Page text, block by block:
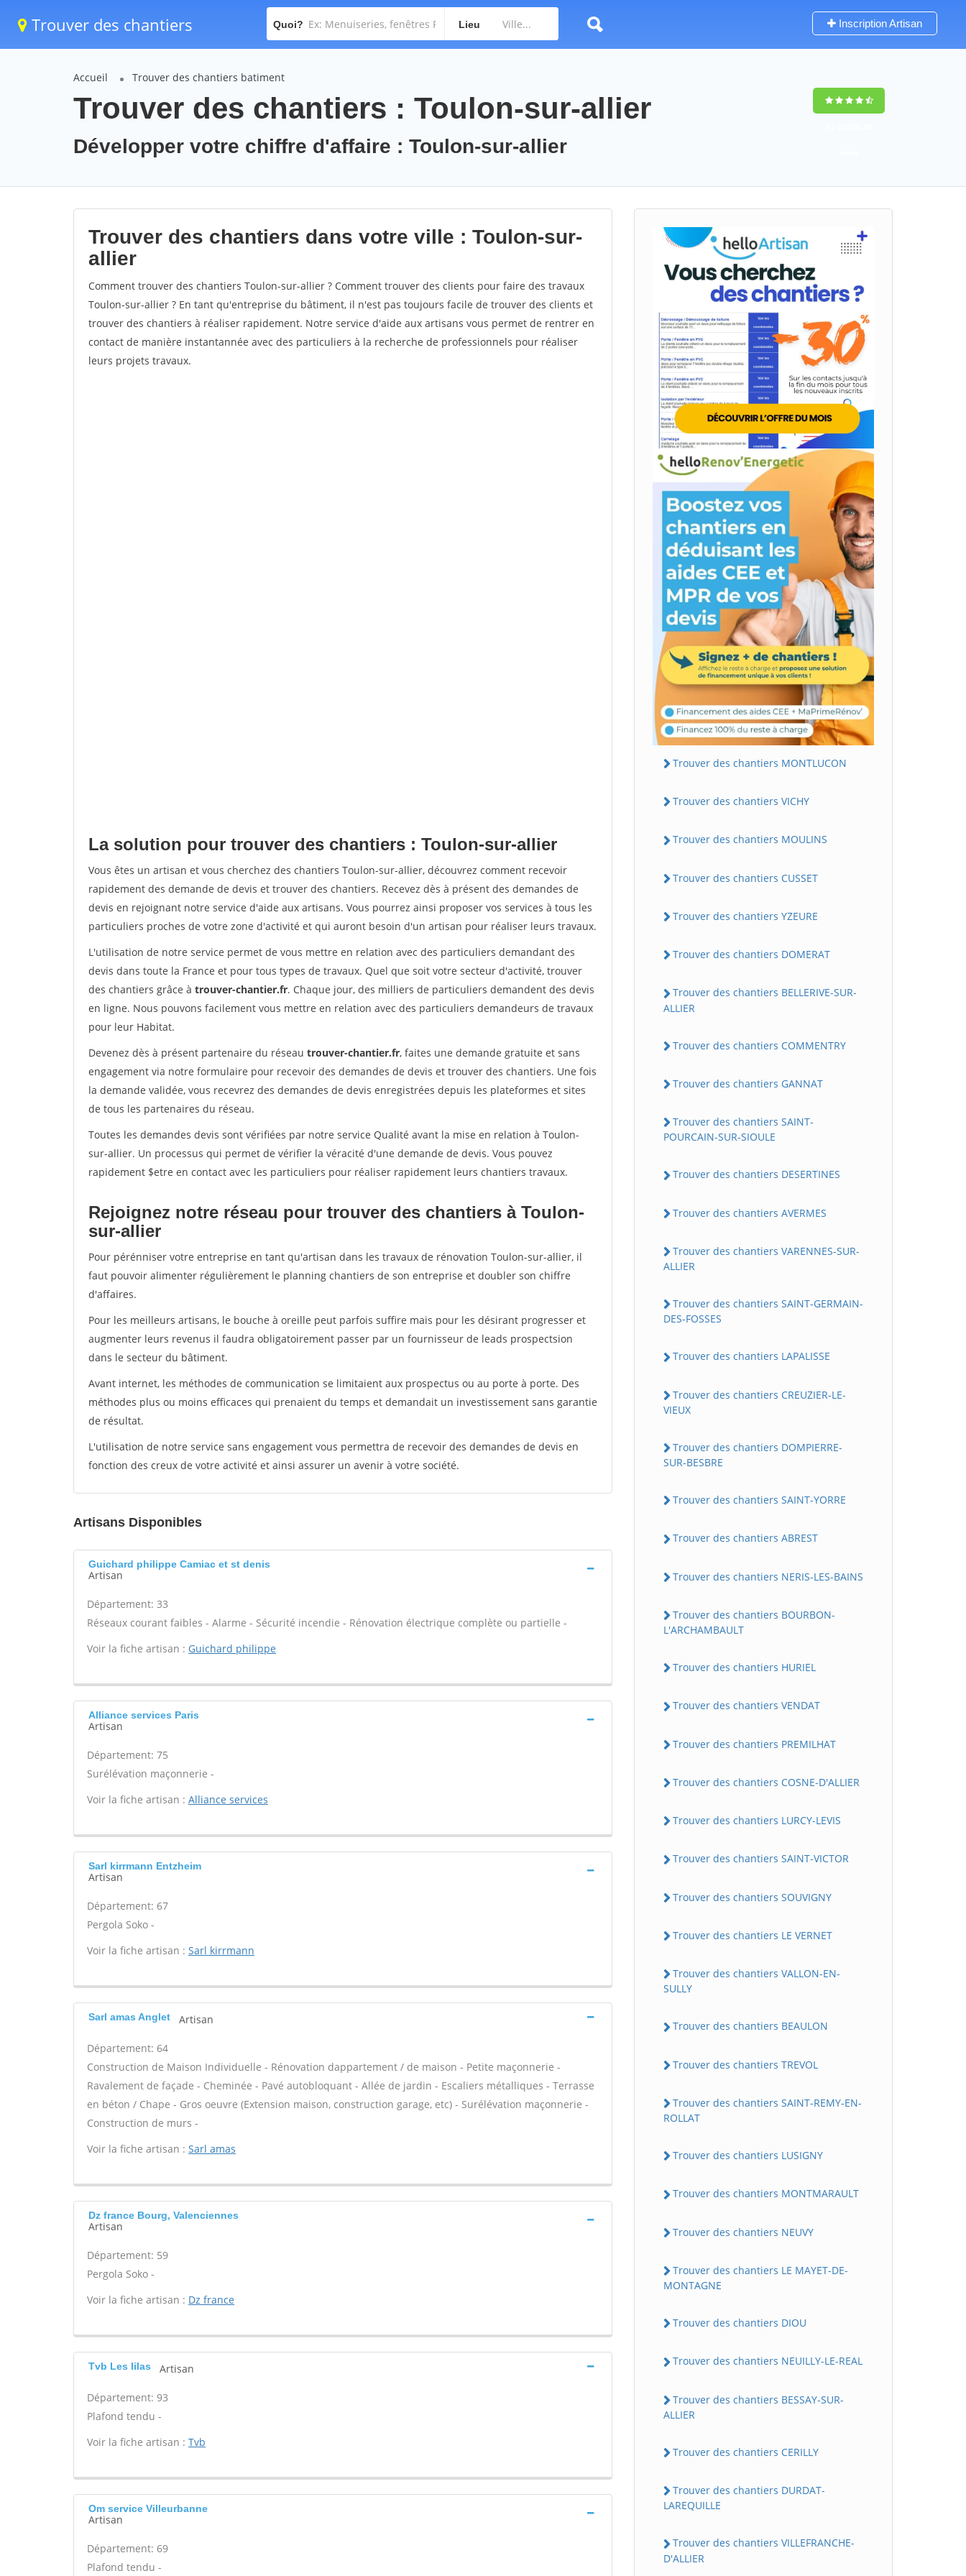
Trouver des chantiers Quoi? Lieu Inscription Artisan
Accueil Trouver des chantiers batiment
Trouver des chantiers : Toulon-sur-allier
Développer votre chiffre d'affaire : Toulon-sur-allier
Trouver des chantiers dans votre ville : Toulon-sur-
allier
Comment trouver des chantiers Toulon-sur-allier ? Comment trouver des clients pour faire des travaux
Toulon-sur-allier ? En tant qu'entreprise du bâtiment, il n'est pas toujours facile de trouver des clients et
trouver des chantiers à réaliser rapidement. Notre service d'aide aux artisans vous permet de rentrer en
contact de manière instantannée avec des particuliers à la recherche de professionnels pour réaliser
leurs projets travaux.
La solution pour trouver des chantiers : Toulon-sur-allier
Vous êtes un artisan et vous cherchez des chantiers Toulon-sur-allier, découvrez comment recevoir
rapidement des demande de devis et trouver des chantiers. Recevez dès à présent des demandes de
devis en rejoignant notre service d'aide aux artisans. Vous pourrez ainsi proposer vos services à tous les
particuliers proches de votre zone d'activité et qui auront besoin d'un artisan pour réaliser leurs travaux.
L'utilisation de notre service permet de vous mettre en relation avec des particuliers demandant des
devis dans toute la France et pour tous types de travaux. Quel que soit votre secteur d'activité, trouver
des chantiers grâce à trouver-chantier.fr. Chaque jour, des milliers de particuliers demandent des devis
en ligne. Nous pouvons facilement vous mettre en relation avec des particuliers demandeurs de travaux
pour leur Habitat.
Devenez dès à présent partenaire du réseau trouver-chantier.fr, faites une demande gratuite et sans
engagement via notre formulaire pour recevoir des demandes de devis et trouver des chantiers. Une fois
la demande validée, vous recevrez des demandes de devis enregistrées depuis les plateformes et sites
de tous les partenaires du réseau.
Toutes les demandes devis sont vérifiées par notre service Qualité avant la mise en relation à Toulon-
sur-allier. Un processus qui permet de vérifier la véracité d'une demande de devis. Vous pouvez
rapidement $etre en contact avec les particuliers pour réaliser rapidement leurs chantiers travaux.
Rejoignez notre réseau pour trouver des chantiers à Toulon-
sur-allier
Pour pérénniser votre entreprise en tant qu'artisan dans les travaux de rénovation Toulon-sur-allier, il
faut pouvoir alimenter régulièrement le planning chantiers de son entreprise et doubler son chiffre
d'affaires.
Pour les meilleurs artisans, le bouche à oreille peut parfois suffire mais pour les désirant progresser et
augmenter leurs revenus il faudra obligatoirement passer par un fournisseur de leads prospectsion
dans le secteur du bâtiment.
Avant internet, les méthodes de communication se limitaient aux prospectus ou au porte à porte. Des
méthodes plus ou moins efficaces qui prenaient du temps et demandait un investissement sans garantie
de résultat.
L'utilisation de notre service sans engagement vous permettra de recevoir des demandes de devis en
fonction des creux de votre activité et ainsi assurer un avenir à votre société.
Artisans Disponibles
Guichard philippe Camiac et st denis
Artisan
Département: 33
Réseaux courant faibles - Alarme - Sécurité incendie - Rénovation électrique complète ou partielle -
Voir la fiche artisan : Guichard philippe
Alliance services Paris
Artisan
Département: 75
Surélévation maçonnerie -
Voir la fiche artisan : Alliance services
Sarl kirrmann Entzheim
Artisan
Département: 67
Pergola Soko -
Voir la fiche artisan : Sarl kirrmann
Sarl amas Anglet Artisan
Département: 64
Construction de Maison Individuelle - Rénovation dappartement / de maison - Petite maçonnerie -
Ravalement de façade - Cheminée - Pavé autobloquant - Allée de jardin - Escaliers métalliques - Terrasse
en béton / Chape - Gros oeuvre (Extension maison, construction garage, etc) - Surélévation maçonnerie -
Construction de murs -
Voir la fiche artisan : Sarl amas
Dz france Bourg, Valenciennes
Artisan
Département: 59
Pergola Soko -
Voir la fiche artisan : Dz france
Tvb Les lilas Artisan
Département: 93
Plafond tendu -
Voir la fiche artisan : Tvb
Om service Villeurbanne
Artisan
Département: 69
Plafond tendu -
Trouver des chantiers MONTLUCON
Trouver des chantiers VICHY
Trouver des chantiers MOULINS
Trouver des chantiers CUSSET
Trouver des chantiers YZEURE
Trouver des chantiers DOMERAT
Trouver des chantiers BELLERIVE-SUR-
ALLIER
Trouver des chantiers COMMENTRY
Trouver des chantiers GANNAT
Trouver des chantiers SAINT-
POURCAIN-SUR-SIOULE
Trouver des chantiers DESERTINES
Trouver des chantiers AVERMES
Trouver des chantiers VARENNES-SUR-
ALLIER
Trouver des chantiers SAINT-GERMAIN-
DES-FOSSES
Trouver des chantiers LAPALISSE
Trouver des chantiers CREUZIER-LE-
VIEUX
Trouver des chantiers DOMPIERRE-
SUR-BESBRE
Trouver des chantiers SAINT-YORRE
Trouver des chantiers ABREST
Trouver des chantiers NERIS-LES-BAINS
Trouver des chantiers BOURBON-
L'ARCHAMBAULT
Trouver des chantiers HURIEL
Trouver des chantiers VENDAT
Trouver des chantiers PREMILHAT
Trouver des chantiers COSNE-D'ALLIER
Trouver des chantiers LURCY-LEVIS
Trouver des chantiers SAINT-VICTOR
Trouver des chantiers SOUVIGNY
Trouver des chantiers LE VERNET
Trouver des chantiers VALLON-EN-
SULLY
Trouver des chantiers BEAULON
Trouver des chantiers TREVOL
Trouver des chantiers SAINT-REMY-EN-
ROLLAT
Trouver des chantiers LUSIGNY
Trouver des chantiers MONTMARAULT
Trouver des chantiers NEUVY
Trouver des chantiers LE MAYET-DE-
MONTAGNE
Trouver des chantiers DIOU
Trouver des chantiers NEUILLY-LE-REAL
Trouver des chantiers BESSAY-SUR-
ALLIER
Trouver des chantiers CERILLY
Trouver des chantiers DURDAT-
LAREQUILLE
Trouver des chantiers VILLEFRANCHE-
D'ALLIER